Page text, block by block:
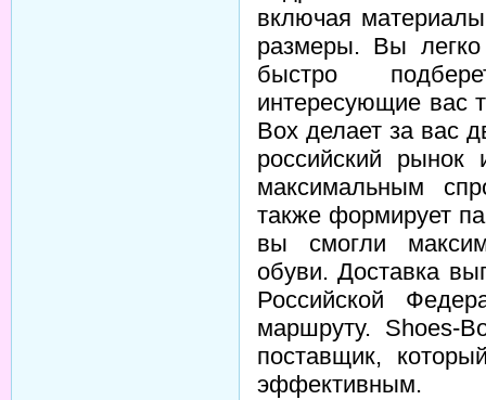
включая
размеры. Вы
быстро
интересующие вас
Box делает за вас
российский
максимальным
также формирует
вы смогли
обуви. Доставка
Российской
маршруту. Shoes-
поставщик,
эффективным.